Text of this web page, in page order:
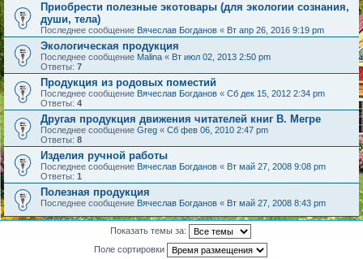
Приобрести полезные экотовары (для экологии сознания,
души, тела)
Последнее сообщение Вячеслав Богданов « Вт апр 26, 2016 9:19 pm
Экологическая продукция
Последнее сообщение Malina « Вт июл 02, 2013 2:50 pm
Ответы: 7
Продукция из родовых поместий
Последнее сообщение Вячеслав Богданов « Сб дек 15, 2012 2:34 pm
Ответы: 4
Другая продукция движения читателей книг В. Мегре
Последнее сообщение Greg « Сб фев 06, 2010 2:47 pm
Ответы: 8
Изделия ручной работы
Последнее сообщение Вячеслав Богданов « Вт май 27, 2008 9:08 pm
Ответы: 1
Полезная продукция
Последнее сообщение Вячеслав Богданов « Вт май 27, 2008 8:43 pm
Показать темы за:
Поле сортировки